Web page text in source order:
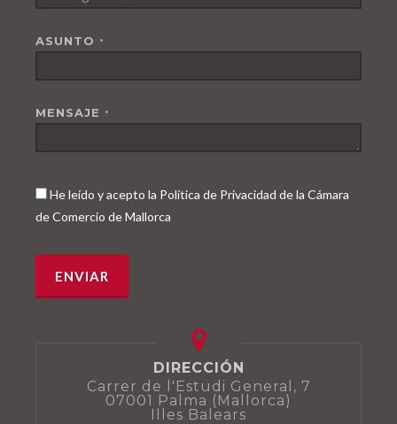
ASUNTO *
MENSAJE *
He leído y acepto la Política de Privacidad de la Cámara
de Comercio de Mallorca
DIRECCIÓN
Carrer de l'Estudi General, 7
07001 Palma (Mallorca)
Illes Balears